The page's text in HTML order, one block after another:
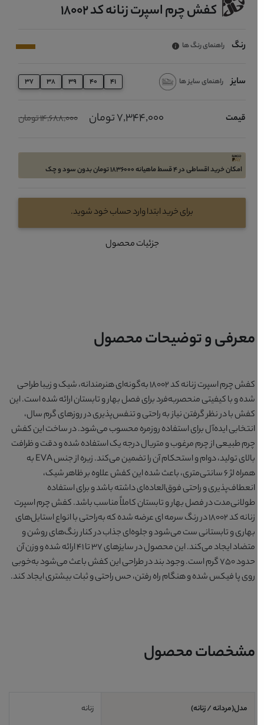
کفش چرم اسپرت زنانه کد 18002
رنگ راهنمای رنگ ها
سایز راهنمای سایز ها 37 38 39 40
قیمت 7,344,000 تومان 14,688,000 تومان
امکان خرید اقساطی در 4 قسط ماهیانه 1836000 تومان بدون سود و چک
برای خرید ابتدا وارد حساب خود شوید.
جزئیات محصول
معرفی و توضیحات محصول
کفش چرم اسپرت زنانه کد 18002 به‌گونه‌ای هنرمندانه، شیک و زیبا طراحی
شده و با کیفیتی منحصر‌به‌فرد برای فصل بهار و تابستان ارائه شده است. این
کفش با در نظر گرفتن نیاز به راحتی و تنفس‌پذیری در روزهای گرم سال،
انتخابی ایده‌آل برای استفاده روزمره محسوب می‌شود. در ساخت این کفش
چرم طبیعی از چرم مرغوب و متریال درجه یک استفاده شده و دقت و ظرافت
بالای تولید، دوام و استحکام آن را تضمین می‌کند. زیره از جنس EVA به
همراه لژ 6 سانتی‌متری، باعث شده این کفش علاوه بر ظاهر شیک،
انعطاف‌پذیری و راحتی فوق‌العاده‌ای داشته باشد و برای استفاده
طولانی‌مدت در فصل بهار و تابستان کاملاً مناسب باشد. کفش چرم اسپرت
زنانه کد 18002 در رنگ سرمه ای عرضه شده که به‌راحتی با انواع استایل‌های
بهاری و تابستانی ست می‌شود و جلوه‌ای جذاب در کنار رنگ‌های روشن و
متضاد ایجاد می‌کند. این محصول در سایزهای 37 تا 41 ارائه شده و وزن آن
حدود 750 گرم است. وجود بند در طراحی این کفش باعث می‌شود به‌خوبی
روی پا فیکس شده و هنگام راه رفتن، حس راحتی و ثبات بیشتری ایجاد کند.
مشخصات محصول
مدل(مردانه / زنانه) زنانه